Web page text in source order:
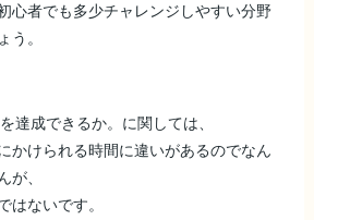
心者でも多少チャレンジしやすい分野
う。
達成できるか。に関しては、
かけられる時間に違いがあるのでなん
が、
はないです。